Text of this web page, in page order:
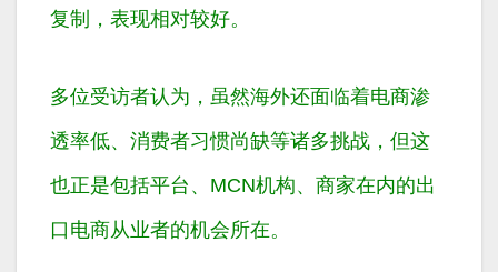
复制，表现相对较好。
多位受访者认为，虽然海外还面临着电商渗
透率低、消费者习惯尚缺等诸多挑战，但这
也正是包括平台、MCN机构、商家在内的出
口电商从业者的机会所在。